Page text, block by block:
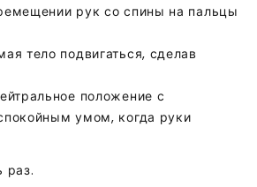
рук со спины на пальцы
тело подвигаться, сделав
положение с
умом, когда руки
раз.